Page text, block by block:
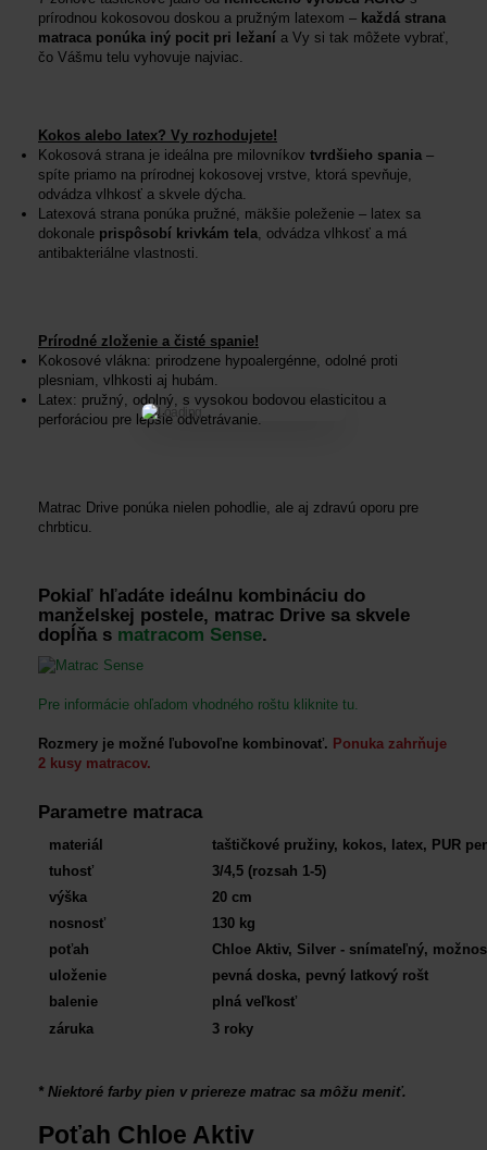
prírodnou kokosovou doskou a pružným latexom – každá strana
matraca ponúka iný pocit pri ležaní a Vy si tak môžete vybrať,
čo Vášmu telu vyhovuje najviac.
Kokos alebo latex? Vy rozhodujete!
Kokosová strana je ideálna pre milovníkov tvrdšieho spania –
spíte priamo na prírodnej kokosovej vrstve, ktorá spevňuje,
odvádza vlhkosť a skvele dýcha.
Latexová strana ponúka pružné, mäkšie poleženie – latex sa
dokonale prispôsobí krivkám tela, odvádza vlhkosť a má
antibakteriálne vlastnosti.
Prírodné zloženie a čisté spanie!
Kokosové vlákna: prirodzene hypoalergénne, odolné proti
plesniam, vlhkosti aj hubám.
Latex: pružný, odolný, s vysokou bodovou elasticitou a
perforáciou pre lepšie odvetrávanie.
Matrac Drive ponúka nielen pohodlie, ale aj zdravú oporu pre
chrbticu.
Pokiaľ hľadáte ideálnu kombináciu do
manželskej postele, matrac Drive sa skvele
dopĺňa s matracom Sense.
Pre informácie ohľadom vhodného roštu kliknite tu.
Rozmery je možné ľubovoľne kombinovať. Ponuka zahrňuje
2 kusy matracov.
Parametre matraca
materiál
taštičkové pružiny, kokos, latex, PUR
tuhosť
3/4,5 (rozsah 1-5)
výška
20 cm
nosnosť
130 kg
poťah
Chloe Aktiv, Silver - snímateľný,
uloženie
pevná doska, pevný latkový rošt
balenie
plná veľkosť
záruka
3 roky
* Niektoré farby pien v priereze matrac sa môžu meniť.
Poťah Chloe Aktiv